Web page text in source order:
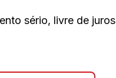
sério, livre de juros